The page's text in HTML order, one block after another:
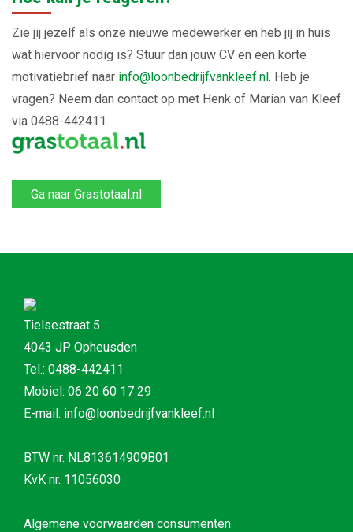
Zie jij jezelf als onze nieuwe medewerker en heb jij in huis
wat hiervoor nodig is? Stuur dan jouw CV en een korte
motivatiebrief naar info@loonbedrijfvankleef.nl. Heb je
vragen? Neem dan contact op met Henk of Marian van Kleef
via 0488-442411.
Ga naar Grastotaal.nl
Tielsestraat 5
4043 JP Opheusden
Tel.: 0488-442411
Mobiel: 06 20 60 17 29
E-mail: info@loonbedrijfvankleef.nl
BTW nr. NL813614909B01
KvK nr. 11056030
Algemene voorwaarden consumenten